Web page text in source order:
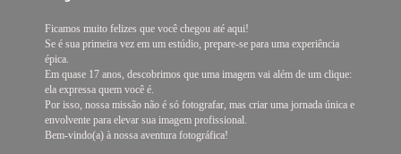
Ficamos muito felizes que você chegou até aqui!
Se é sua primeira vez em um estúdio, prepare-se para uma experiência
épica.
Em quase 17 anos, descobrimos que uma imagem vai além de um clique:
ela expressa quem você é.
Por isso, nossa missão não é só fotografar, mas criar uma jornada única e
envolvente para elevar sua imagem profissional.
Bem-vindo(a) à nossa aventura fotográfica!